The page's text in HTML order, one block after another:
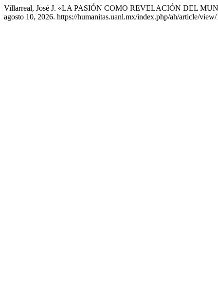
Villarreal, José J. «LA PASIÓN COMO REVELACIÓN DEL
agosto 10, 2026. https://humanitas.uanl.mx/index.php/ah/article/